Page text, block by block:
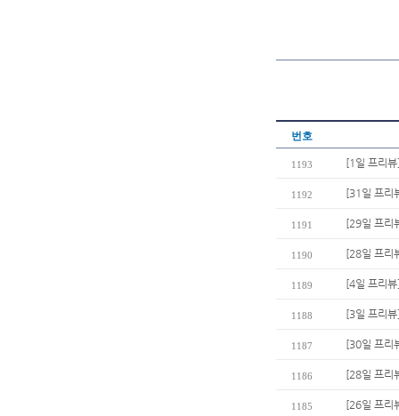
번호
1193 [1일 프리
1192 [31일 프리
1191 [29일 프리
1190 [28일 프리
1189 [4일 프리
1188 [3일 프리
1187 [30일 프리
1186 [28일 프리
1185 [26일 프리